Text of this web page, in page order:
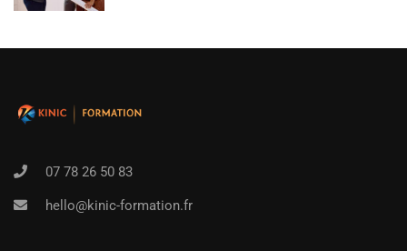
07 78 26 50 83
hello@kinic-formation.fr